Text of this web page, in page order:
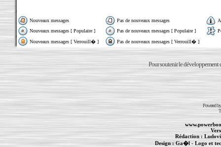
Nouveaux messages Pas de nouveaux messages
Nouveaux messages [ Populaire ]
Pas de nouveaux messages [ Populaire ]
Nouveaux messages [ Verrouill� ]
Pas de nouveaux messages [ Verrouill� ]
Pour soutenir le développement
Powered
Rédaction :
Design : Ga�l- Logo et